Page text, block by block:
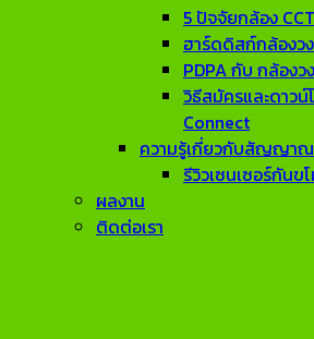
5 ปัจจัยกล้อง
ฮาร์ดดิสก์กล้องว
PDPA กับ กล้องว
วิธีสมัครและดาว
Connect
ความรู้เกี่ยวกับสัญญา
รีวิวเซนเซอร์กันข
ผลงาน
ติดต่อเรา